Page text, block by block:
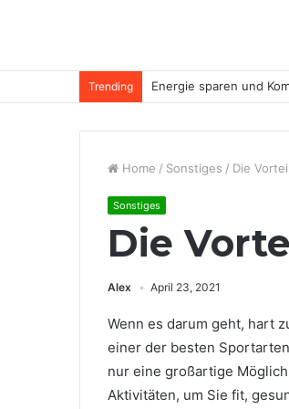
Trending Energie sparen und
Home / Sonstiges / Die
Sonstiges
Die
Alex April 23, 2021
Wenn es darum geht, hart
einer der besten
nur eine großartige
Aktivitäten, um Sie fit,